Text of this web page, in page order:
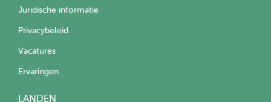
Juridische informatie
Privacybeleid
Vacatures
Ervaringen
LANDEN